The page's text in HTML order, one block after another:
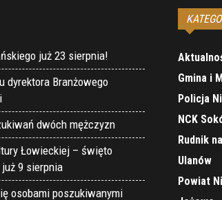
już 23 sierpnia!
dyrektora Branżowego
dwóch mężczyzn
Łowieckiej – święto
9 sierpnia
osobami poszukiwanymi
Gmina i
Policja
NCK
Rudnik
Ulanów
Powiat